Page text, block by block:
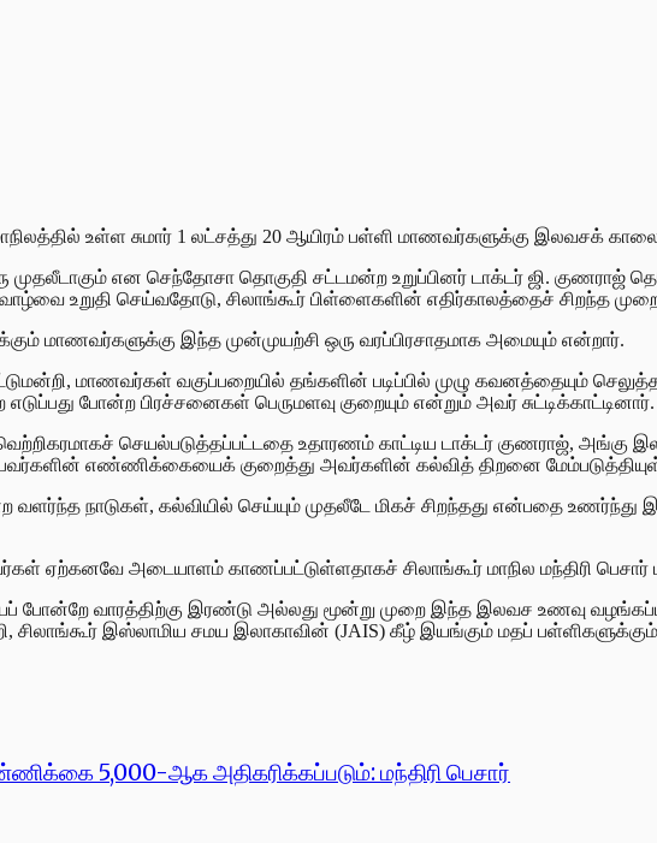
உள்ள சுமார் 1 லட்சத்து 20 ஆயிரம் பள்ளி மாணவர்களுக்கு இலவசக்
முதலீடாகும் என செந்தோசா தொகுதி சட்டமன்ற உறுப்பினர் டாக்டர் ஜி. குணராஜ்
உறுதி செய்வதோடு, சிலாங்கூர் பிள்ளைகளின் எதிர்காலத்தைச் சிறந்த
மாணவர்களுக்கு இந்த முன்முயற்சி ஒரு வரப்பிரசாதமாக அமையும் என்றார்.
மாணவர்கள் வகுப்பறையில் தங்களின் படிப்பில் முழு கவனத்தையும்
போன்ற பிரச்சனைகள் பெருமளவு குறையும் என்றும் அவர் சுட்டிக்காட்டினார்.
செயல்படுத்தப்பட்டதை உதாரணம் காட்டிய டாக்டர் குணராஜ், அங்கு
எண்ணிக்கையைக் குறைத்து அவர்களின் கல்வித் திறனை
வளர்ந்த நாடுகள், கல்வியில் செய்யும் முதலீடே மிகச் சிறந்தது என்பதை
அடையாளம் காணப்பட்டுள்ளதாகச் சிலாங்கூர் மாநில மந்திரி பெசார்
போன்றே வாரத்திற்கு இரண்டு அல்லது மூன்று முறை இந்த இலவச உணவு
இஸ்லாமிய சமய இலாகாவின் (JAIS) கீழ் இயங்கும் மதப் பள்ளிகளுக்கும்
5,000-ஆக அதிகரிக்கப்படும்: மந்திரி பெசார்